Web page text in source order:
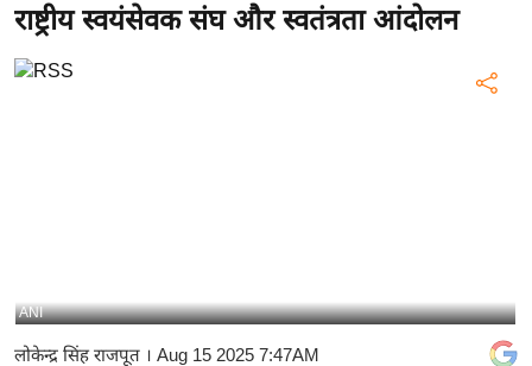
ज़ा
ब
र्रा
ष्ट्री
राष्ट्रीय स्वयंसेवक संघ और स्वतंत्रता आंदोलन
ANI
लोकेन्द्र सिंह राजपूत । Aug 15 2025 7:47AM